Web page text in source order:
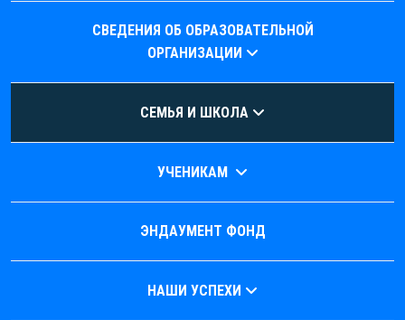
СВЕДЕНИЯ ОБ ОБРАЗОВАТЕЛЬНОЙ
ОРГАНИЗАЦИИ
СЕМЬЯ И ШКОЛА
УЧЕНИКАМ
ЭНДАУМЕНТ ФОНД
НАШИ УСПЕХИ